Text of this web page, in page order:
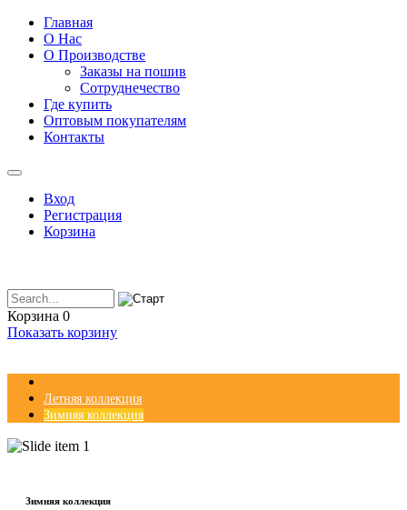
Главная
О Нас
О Производстве
Заказы на пошив
Сотруднечество
Где купить
Оптовым покупателям
Контакты
Вход
Регистрация
Корзина
Корзина 0
Показать корзину
Летняя коллекция
Зимняя коллекция
© FreeJoomla! 3 Modules
Зимняя коллекция